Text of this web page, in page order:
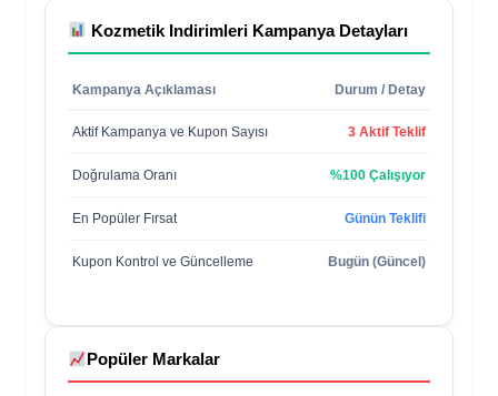
Kozmetik Indirimleri Kampanya Detayları
Kampanya Açıklaması Durum / Detay
Aktif Kampanya ve Kupon Sayısı 3 Aktif Teklif
Doğrulama Oranı %100 Çalışıyor
En Popüler Fırsat Günün Teklifi
Kupon Kontrol ve Güncelleme Bugün (Güncel)
Popüler Markalar